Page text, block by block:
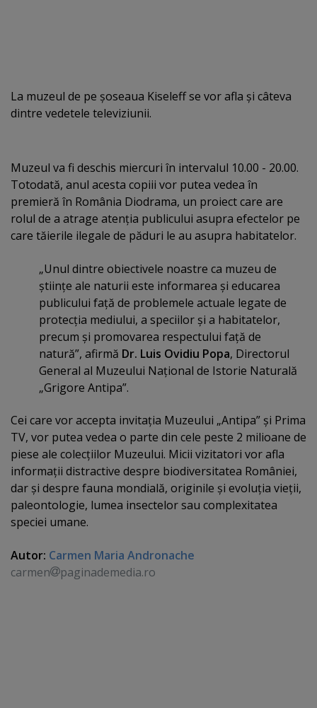
La muzeul de pe şoseaua Kiseleff se vor afla şi câteva
dintre vedetele televiziunii.
Muzeul va fi deschis miercuri în intervalul 10.00 - 20.00.
Totodată, anul acesta copiii vor putea vedea în
premieră în România Diodrama, un proiect care are
rolul de a atrage atenţia publicului asupra efectelor pe
care tăierile ilegale de păduri le au asupra habitatelor.
„Unul dintre obiectivele noastre ca muzeu de
ştiinţe ale naturii este informarea şi educarea
publicului faţă de problemele actuale legate de
protecţia mediului, a speciilor şi a habitatelor,
precum şi promovarea respectului faţă de
natură”, afirmă Dr. Luis Ovidiu Popa, Directorul
General al Muzeului Naţional de Istorie Naturală
„Grigore Antipa”.
Cei care vor accepta invitaţia Muzeului „Antipa” şi Prima
TV, vor putea vedea o parte din cele peste 2 milioane de
piese ale colecţiilor Muzeului. Micii vizitatori vor afla
informaţii distractive despre biodiversitatea României,
dar şi despre fauna mondială, originile şi evoluţia vieţii,
paleontologie, lumea insectelor sau complexitatea
speciei umane.
Autor: Carmen Maria Andronache
carmen
paginademedia.ro